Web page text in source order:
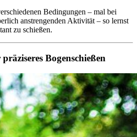
Bedingungen – mal bei
anstrengenden Aktivität – so lernst
zu schießen.
Bogenschießen